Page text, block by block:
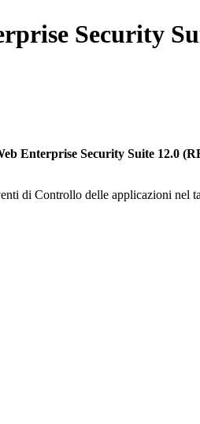
Security
Enterprise Security Suite 12.0
di Controllo delle applicazioni nel